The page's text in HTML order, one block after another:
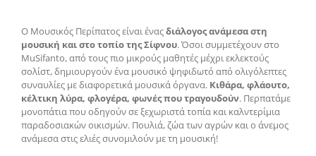
Ο Μουσικός Περίπατος είναι έναςδιάλογος ανάμεσα στη
μουσική και στο τοπίο της Σίφνου. Όσοι συμμετέχουν στο
MuSifanto, από τους πιο μικρούς μαθητές μέχρι εκλεκτούς
σολίστ, δημιουργούν ένα μουσικό ψηφιδωτό από ολιγόλεπτες
συναυλίες με διαφορετικά μουσικά όργανα. Κιθάρα, φλάουτο,
κέλτικη λύρα, φλογέρα, φωνές που τραγουδούν. Περπατάμε
μονοπάτια που οδηγούν σε ξεχωριστά τοπία και καλντερίμια
παραδοσιακών οικισμών. Πουλιά, ζώα των αγρών και ο άνεμος
ανάμεσα στις ελιές συνομιλούν με τη μουσική!